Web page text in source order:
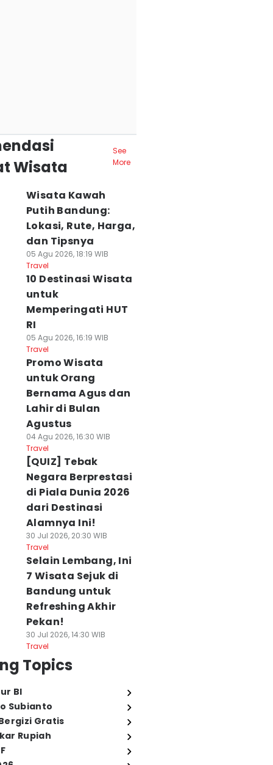
Wisata
See
More
Wisata Kawah
Putih Bandung:
Lokasi, Rute, Harga,
dan Tipsnya
05 Agu 2026, 18:19 WIB
Travel
10 Destinasi Wisata
untuk
Memperingati HUT
RI
05 Agu 2026, 16:19 WIB
Travel
Promo Wisata
untuk Orang
Bernama Agus dan
Lahir di Bulan
Agustus
04 Agu 2026, 16:30 WIB
Travel
[QUIZ] Tebak
Negara Berprestasi
di Piala Dunia 2026
dari Destinasi
Alamnya Ini!
30 Jul 2026, 20:30 WIB
Travel
Selain Lembang, Ini
7 Wisata Sejuk di
Bandung untuk
Refreshing Akhir
Pekan!
30 Jul 2026, 14:30 WIB
Travel
Topics
BI
Subianto
Gratis
Rupiah